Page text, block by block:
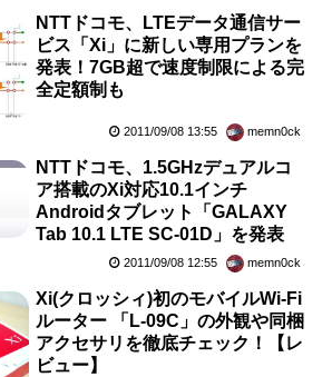
NTTドコモ、LTEデータ通信サー
ビス「Xi」に新しい専用プランを
発表！7GB超で速度制限による完
全定額制も
2011/09/08 13:55 memn0ck
NTTドコモ、1.5GHzデュアルコ
ア搭載のXi対応10.1インチ
Androidタブレット「GALAXY
Tab 10.1 LTE SC-01D」を発表
2011/09/08 12:55 memn0ck
Xi(クロッシィ)初のモバイルWi-Fi
ルーター 「L-09C」の外観や同梱
アクセサリを徹底チェック！【レ
ビュー】